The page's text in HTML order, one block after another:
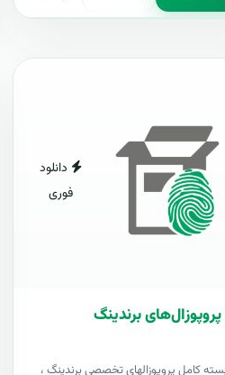
دانلود
فوری
برندینگ
کامل پروپوزالهای تخصصی برندینگ ،